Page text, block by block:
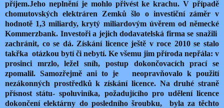
příjem.Jeho neplnění je mohlo přivést ke krachu. V případě
chomutovských elektráren Zemků šlo o investiční záměr v
hodnotě 1,3 miliardy, krytý miliardovým úvěrem od německé
Kommerzbank. Investoři a jejich dodavatelská firma se snažili
zachránit, co se dá. Získání licence ještě v roce 2010 se stalo
takřka otázkou bytí či nebytí. Ke všemu jim příroda nepřála: v
prosinci mrzlo, ležel sníh, postup dokončovacích prací se
zpomalil. Samozřejmě ani to je neopravňovalo k použití
nezákonných prostředků k získání licence. Na druhé straně
přísnost státu- spoluviníka, požadujícího pro udělení licence
dokončení elektárny do posledního šroubku, byla za těchto